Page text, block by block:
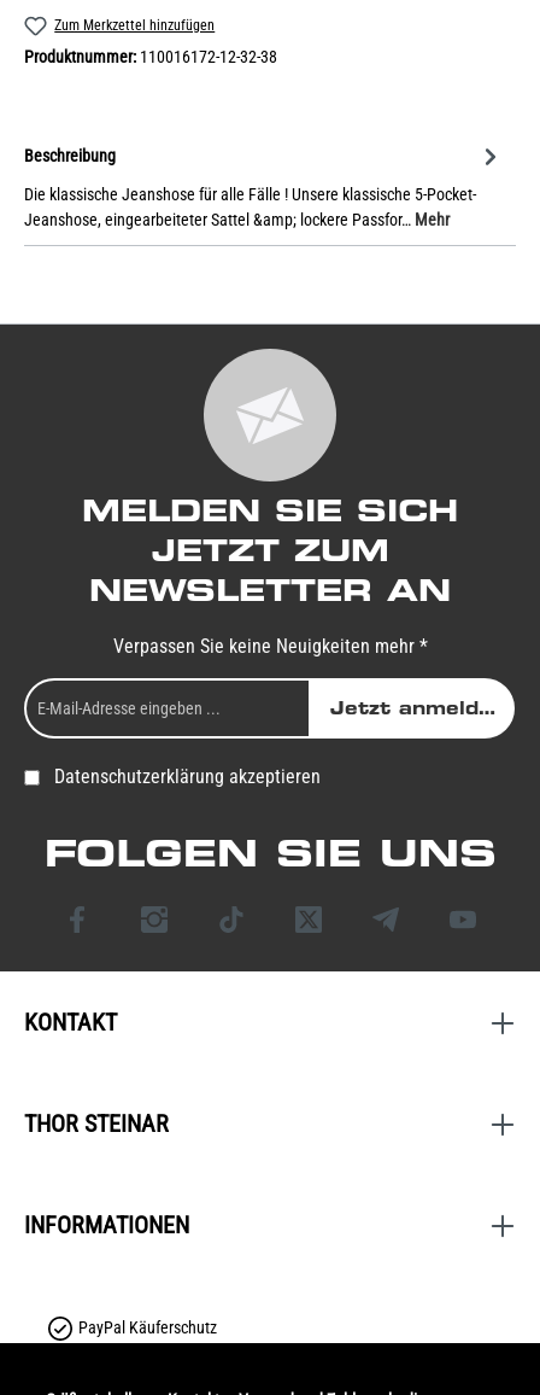
Zum Merkzettel hinzufügen
Produktnummer: 110016172-12-32-38
Beschreibung
Die klassische Jeanshose für alle Fälle ! Unsere klassische 5-Pocket-
Jeanshose, eingearbeiteter Sattel &amp; lockere Passfor… Mehr
MELDEN SIE SICH
JETZT ZUM
NEWSLETTER AN
Verpassen Sie keine Neuigkeiten mehr *
Jetzt anmelden
Datenschutzerklärung akzeptieren
FOLGEN SIE UNS
KONTAKT
THOR STEINAR
INFORMATIONEN
PayPal Käuferschutz